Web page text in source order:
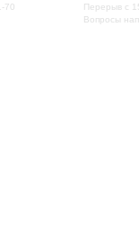
70
Перерыв с
Вопросы